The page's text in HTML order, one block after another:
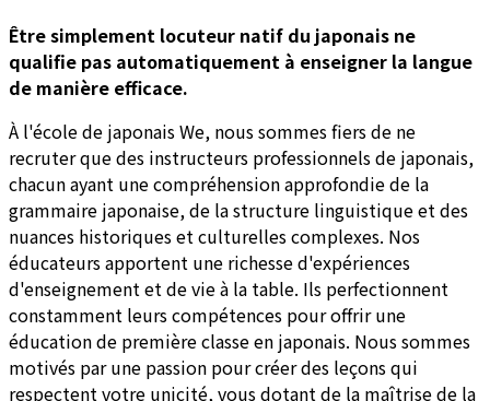
Être simplement locuteur natif du japonais ne
qualifie pas automatiquement à enseigner la langue
de manière efficace.
À l'école de japonais We, nous sommes fiers de ne
recruter que des instructeurs professionnels de japonais,
chacun ayant une compréhension approfondie de la
grammaire japonaise, de la structure linguistique et des
nuances historiques et culturelles complexes. Nos
éducateurs apportent une richesse d'expériences
d'enseignement et de vie à la table. Ils perfectionnent
constamment leurs compétences pour offrir une
éducation de première classe en japonais. Nous sommes
motivés par une passion pour créer des leçons qui
respectent votre unicité, vous dotant de la maîtrise de la